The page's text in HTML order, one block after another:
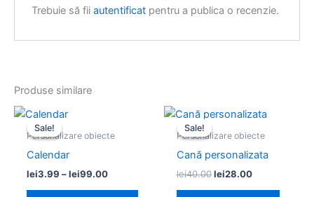
Trebuie să fiiautentificat pentru a publica o recenzie.
Produse similare
Sale!
Sale!
Personalizare obiecte
Calendar
lei3.99 – lei99.00
prețuri:
la
Acest
Sale!
Sale!
Personalizare obiecte
Cană personalizata
lei40.00
Prețul
a
lei40.00.
lei28.00
Prețul
este: